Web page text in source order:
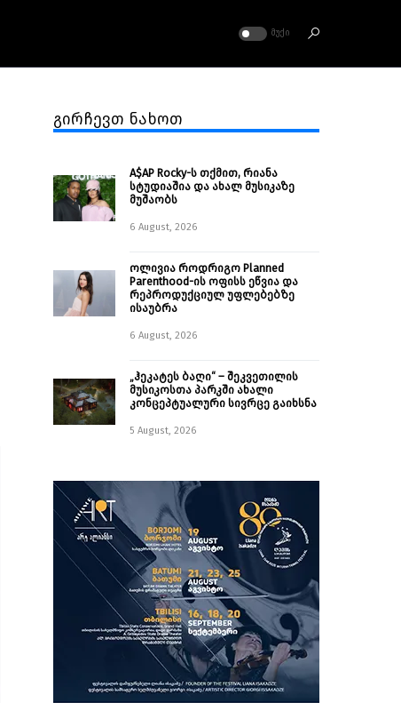
ᲛᲣᲥᲘ
გირჩევთ ნახოთ
A$AP Rocky-ს თქმით, რიანა
სტუდიაშია და ახალ მუსიკაზე
მუშაობს
6 August, 2026
ოლივია როდრიგო Planned
Parenthood-ის ოფისს ეწვია და
რეპროდუქციულ უფლებებზე
ისაუბრა
6 August, 2026
„ჰეკატეს ბაღი“ – შეკვეთილის
მუსიკოსთა პარკში ახალი
კონცეპტუალური სივრცე გაიხსნა ￼
5 August, 2026